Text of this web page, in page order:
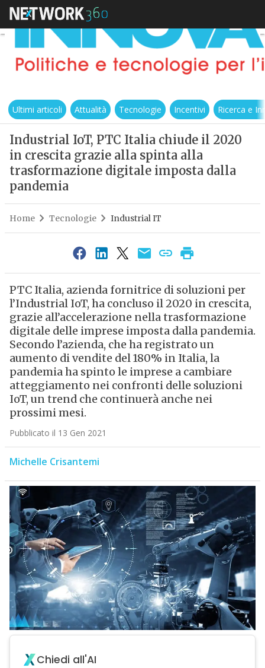
Ultimi articoli Attualità Tecnologie Incentivi Ricerca e
Industrial IoT, PTC Italia chiude il 2020
in crescita grazie alla spinta alla
trasformazione digitale imposta dalla
pandemia
Home Tecnologie Industrial IT
PTC Italia, azienda fornitrice di soluzioni per
l’Industrial IoT, ha concluso il 2020 in crescita,
grazie all’accelerazione nella trasformazione
digitale delle imprese imposta dalla pandemia.
Secondo l’azienda, che ha registrato un
aumento di vendite del 180% in Italia, la
pandemia ha spinto le imprese a cambiare
atteggiamento nei confronti delle soluzioni
IoT, un trend che continuerà anche nei
prossimi mesi.
Pubblicato il 13 Gen 2021
Michelle Crisantemi
Chiedi all'AI